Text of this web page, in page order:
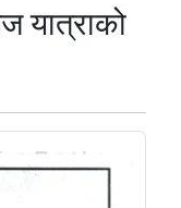
यात्राको